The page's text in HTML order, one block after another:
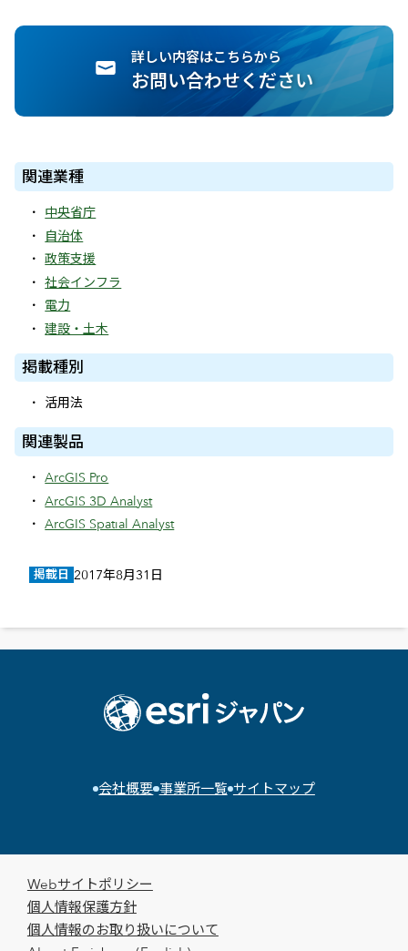
詳しい内容はこちらから
お問い合わせください
関連業種
中央省庁
自治体
政策支援
社会インフラ
電力
建設・土木
掲載種別
活用法
関連製品
ArcGIS Pro
ArcGIS 3D Analyst
ArcGIS Spatial Analyst
掲載日 2017年8月31日
会社概要 事業所一覧 サイトマップ
Webサイトポリシー
個人情報保護方針
個人情報のお取り扱いについて